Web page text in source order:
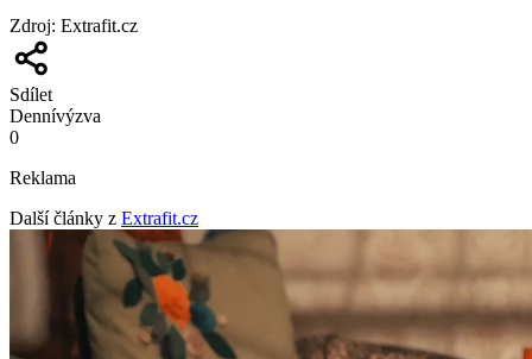
Zdroj: Extrafit.cz
Sdílet
Dennívýzva
0
Reklama
Další články z Extrafit.cz